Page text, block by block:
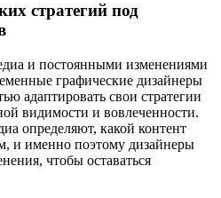
стратегий под
и постоянными изменениями
графические дизайнеры
адаптировать свои стратегии
видимости и вовлеченности.
определяют, какой контент
и именно поэтому дизайнеры
чтобы оставаться